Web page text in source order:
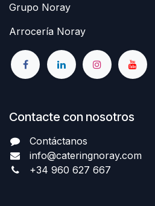
Grupo Noray
Arrocería Noray
Contacte con nosotros
Contáctanos
info@cateringnoray.com
+34 960 627 667